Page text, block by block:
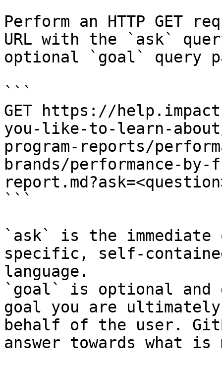
Perform an HTTP GET
URL with the `ask`
optional `goal` query
```
GET https://
you-like-to-learn-
program-reports/
brands/performance-
```
`ask` is the
specific, self-
language.
`goal` is optional and
goal you are
behalf of the user.
answer towards what